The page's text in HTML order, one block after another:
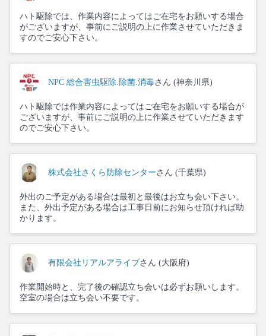
ハト駆除では、作業内容によってはご在宅をお願いする場合
がございますが、事前にご説明の上に作業させていただきま
すのでご安心下さい。
NPC 総合害虫駆除.除菌.消毒さん (神奈川県)
ハト駆除では作業内容によってはご在宅をお願いする場合が
ございますが、事前にご説明の上に作業させていただきます
のでご安心下さい。
株式会社さくら防除センター さん (千葉県)
外出のご予定がある場合は最初と最後はお立ち会い下さい。
また、外出予定がある場合は工事日前にお知らせ頂ければ助
かります。
有限会社リアルアライブ さん (大阪府)
作業開始時と、完了後の確認立ち会いは必ずお願いします。
空室の場合は立ち会い不要です。